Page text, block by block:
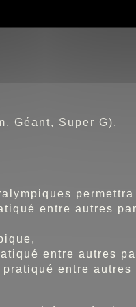
Géant, Super G),
entre autres
entre autres
entre